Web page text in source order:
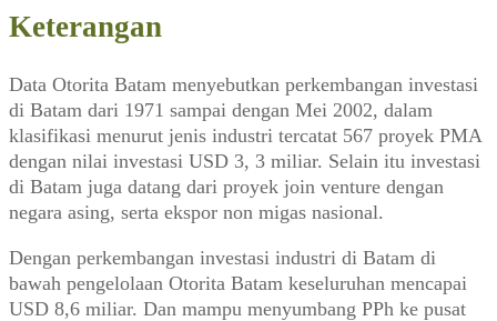
2002)
Keterangan
Data Otorita Batam menyebutkan perkembangan investasi
di Batam dari 1971 sampai dengan Mei 2002, dalam
klasifikasi menurut jenis industri tercatat 567 proyek PMA
dengan nilai investasi USD 3, 3 miliar. Selain itu investasi
di Batam juga datang dari proyek join venture dengan
negara asing, serta ekspor non migas nasional.
Dengan perkembangan investasi industri di Batam di
bawah pengelolaan Otorita Batam keseluruhan mencapai
USD 8,6 miliar. Dan mampu menyumbang PPh ke pusat